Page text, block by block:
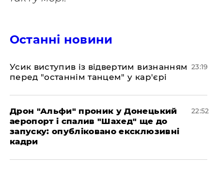
Останні новини
​Усик виступив із відвертим визнанням
перед "останнім танцем" у кар'єрі
23:19
​Дрон "Альфи" проник у Донецький
аеропорт і спалив "Шахед" ще до
запуску: опубліковано ексклюзивні
кадри
22:52